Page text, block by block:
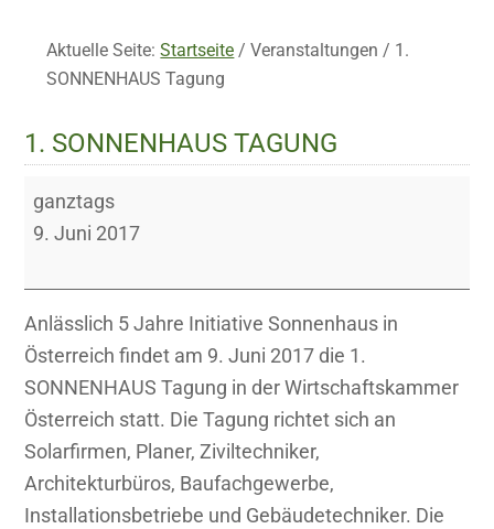
Aktuelle Seite:Startseite / Veranstaltungen/ 1.
SONNENHAUS Tagung
1. SONNENHAUS TAGUNG
1.
SONNENHAUS
ganztags
9. Juni 2017
Anlässlich 5 Jahre Initiative Sonnenhaus in
Österreich findet am 9. Juni 2017 die 1.
SONNENHAUS Tagung in der Wirtschaftskammer
Österreich statt. Die Tagung richtet sich an
Solarfirmen, Planer, Ziviltechniker,
Architekturbüros, Baufachgewerbe,
Installationsbetriebe und Gebäudetechniker. Die